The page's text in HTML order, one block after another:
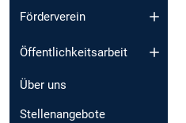
Förderverein
Öffentlichkeitsarbeit
Über uns
Stellenangebote